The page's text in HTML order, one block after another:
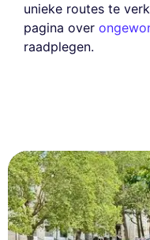
unieke routes te
pagina over
raadplegen.